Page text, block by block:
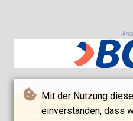
Mit der Nutzung
einverstanden, dass